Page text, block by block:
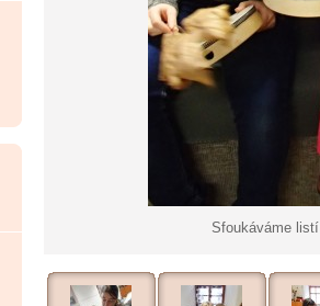
Sfoukáváme